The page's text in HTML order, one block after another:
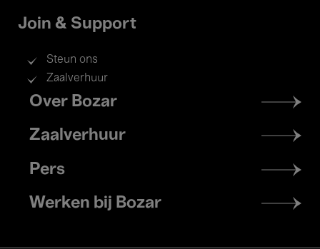
Join & Support
Steun ons
Zaalverhuur
Footer
menu
Over Bozar
Zaalverhuur
Pers
Werken bij Bozar